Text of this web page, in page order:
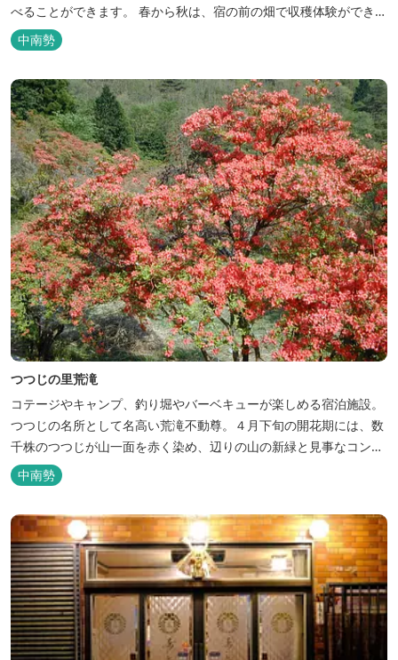
べることができます。 春から秋は、宿の前の畑で収穫体験ができ、
その野菜で夕食もできます。
中南勢
つつじの里荒滝
コテージやキャンプ、釣り堀やバーベキューが楽しめる宿泊施設。
つつじの名所として名高い荒滝不動尊。４月下旬の開花期には、数
千株のつつじが山一面を赤く染め、辺りの山の新緑と見事なコント
ラストを織り成します。 松阪の観光情報は、松阪観光インフォメー
ションサイト ワクワク松阪 ...
中南勢